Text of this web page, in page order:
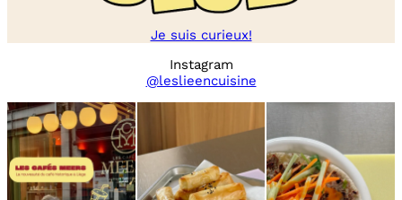
Je suis curieux!
Instagram
@leslieencuisine